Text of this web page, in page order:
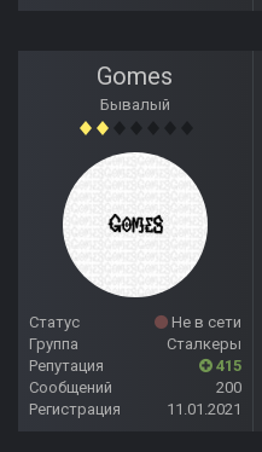
Gomes
Бывалый
Статус
Не в сети
Группа
Сталкеры
Репутация
415
Сообщений
200
Регистрация
11.01.2021